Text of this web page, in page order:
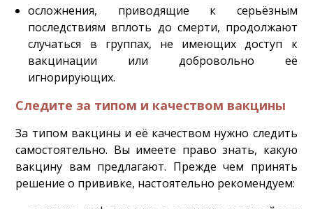
осложнения, приводящие к серьёзным
последствиям вплоть до смерти, продолжают
случаться в группах, не имеющих доступ к
вакцинации или добровольно её
игнорирующих.
Следите за типом и качеством вакцины
За типом вакцины и её качеством нужно следить
самостоятельно. Вы имеете право знать, какую
вакцину вам предлагают. Прежде чем принять
решение о прививке, настоятельно рекомендуем: